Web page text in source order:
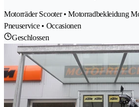
Motorräder Scooter • Motorradbekleidung
Pneuservice • Occasionen
Geschlossen